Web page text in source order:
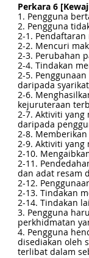
Perkara 6
1. Pengguna
2. Pengguna
2-1.
2-2. Mencuri
2-3. Perubahan
2-4. Tindakan
2-5.
daripada syarikat
2-6.
kejuruteraan
2-7. Aktiviti yang
daripada
2-8.
2-9. Aktiviti yang
2-10.
2-11.
dan adat resam
2-12.
2-13. Tindakan
2-14. Tindakan
3. Pengguna
perkhidmatan
4. Pengguna
disediakan oleh
terlibat dalam